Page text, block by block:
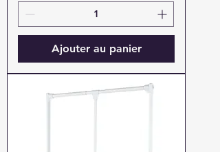
Ajouter au panier